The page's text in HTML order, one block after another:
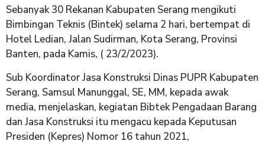
Sebanyak 30 Rekanan Kabupaten Serang mengikuti
Bimbingan Teknis (Bintek) selama 2 hari, bertempat di
Hotel Ledian, Jalan Sudirman, Kota Serang, Provinsi
Banten, pada Kamis, ( 23/2/2023).
Sub Koordinator Jasa Konstruksi Dinas PUPR Kabupaten
Serang, Samsul Manunggal, SE, MM, kepada awak
media, menjelaskan, kegiatan Bibtek Pengadaan Barang
dan Jasa Konstruksi itu mengacu kepada Keputusan
Presiden (Kepres) Nomor 16 tahun 2021,